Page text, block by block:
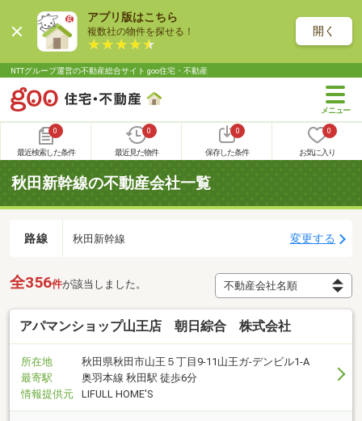
アプリ版はこちら
複数社の物件を探せる！ 開く
NTTグループ運営の不動産総合サイト goo住宅・不動産
0
最近検索した条件
0
最近見た物件
0
保存した条件
0
お気に入り
秋田新幹線の不動産会社一覧
路線 秋田新幹線 変更する
全356件が該当しました。
アパマンショップ山王店 朝日綜合 株式会社
所在地
秋田県秋田市山王５丁目9-11山王ガ-デンビル1-A
最寄駅
奥羽本線 秋田駅 徒歩6分
情報提供元
LIFULL HOME'S